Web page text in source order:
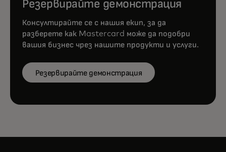
Резервирайте демонстрация
Консултирайте се с нашия екип, за да
разберете как Mastercard може да подобри
вашия бизнес чрез нашите продукти и услуги.
Резервирайте демонстрация